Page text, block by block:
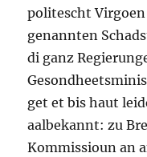
politescht
genannten
di ganz
get et bis haut
aalbekannt: zu
Kommissioun an